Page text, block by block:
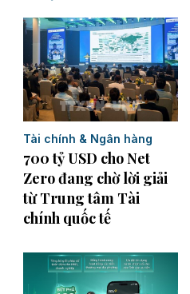
Tài chính & Ngân hàng
700 tỷ USD cho Net
Zero đang chờ lời giải
từ Trung tâm Tài
chính quốc tế